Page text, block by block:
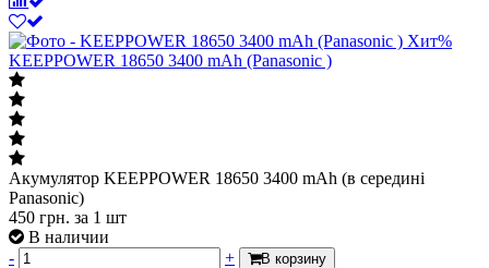
Хит%
KEEPPOWER 18650 3400 mAh (Panasonic )
Акумулятор KEEPPOWER 18650 3400 mAh (в середині
Panasonic)
450 грн. за 1 шт
В наличии
-
+ В корзину